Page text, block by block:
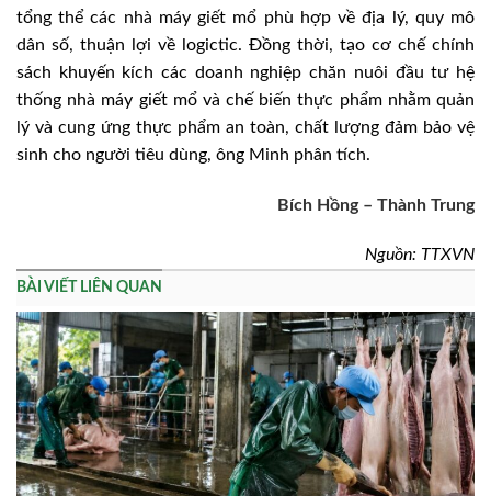
tổng thể các nhà máy giết mổ phù hợp về địa lý, quy mô
dân số, thuận lợi về logictic. Đồng thời, tạo cơ chế chính
sách khuyến kích các doanh nghiệp chăn nuôi đầu tư hệ
thống nhà máy giết mổ và chế biến thực phẩm nhằm quản
lý và cung ứng thực phẩm an toàn, chất lượng đảm bảo vệ
sinh cho người tiêu dùng, ông Minh phân tích.
Bích Hồng – Thành Trung
Nguồn: TTXVN
BÀI VIẾT LIÊN QUAN